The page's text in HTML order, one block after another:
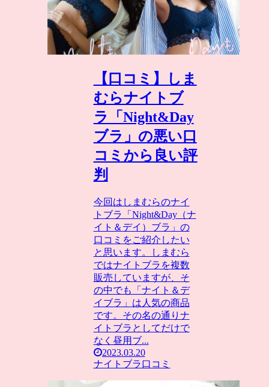
【口コミ】しま
むらナイトブ
ラ「Night&Day
ブラ」の悪い口
コミから良い評
判
今回はしまむらのナイ
トブラ「Night&Day（ナ
イト＆デイ）ブラ」の
口コミをご紹介したい
と思います。しまむら
ではナイトブラを複数
販売していますが、そ
の中でも「ナイト＆デ
イブラ」は人気の商品
です。その名の通りナ
イトブラとしてだけで
なく昼用ブ...
2023.03.20
ナイトブラ口コミ